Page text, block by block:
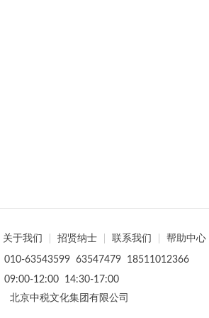
关于我们 招贤纳士 联系我们 帮助中心
010-63543599 63547479 18511012366
09:00-12:00 14:30-17:00
北京中税文化集团有限公司